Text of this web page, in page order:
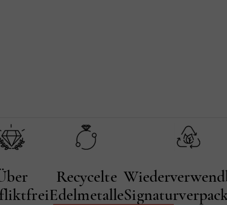
Recycelte
Edelmetalle